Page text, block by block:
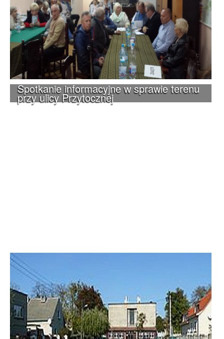
Spotkanie informacyjne w sprawie terenu
przy ulicy Przytocznej